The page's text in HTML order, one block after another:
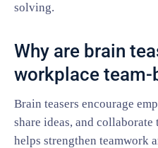
solving.
Why are brain
workplace team-
Brain teasers encourage
share ideas, and
helps strengthen teamwork